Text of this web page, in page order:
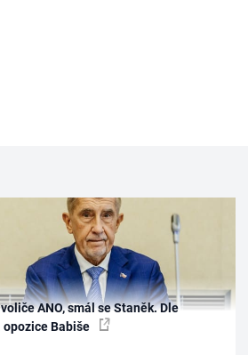
ANO, smál se Staněk. Dle
Babiše